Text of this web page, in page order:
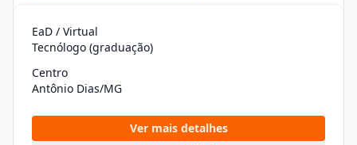
EaD / Virtual
Tecnólogo (graduação)
Centro
Antônio Dias/MG
Ver mais detalhes